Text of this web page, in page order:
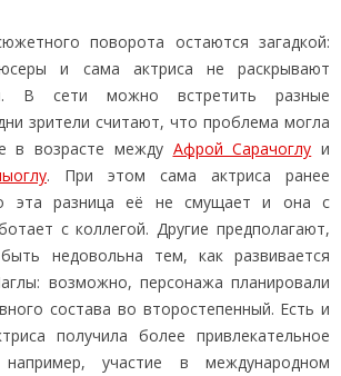
поворота остаются загадкой:
и сама актриса не раскрывают
В сети можно встретить разные
зрители считают, что проблема могла
в возрасте между Афрой Сарачоглу и
. При этом сама актриса ранее
эта разница её не смущает и она с
с коллегой. Другие предполагают,
недовольна тем, как развивается
возможно, персонажа планировали
состава во второстепенный. Есть и
получила более привлекательное
участие в международном